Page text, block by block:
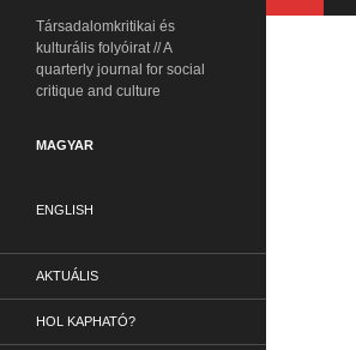
Társadalomkritikai és
kulturális folyóirat // A
quarterly journal for social
critique and culture
MAGYAR
ENGLISH
AKTUÁLIS
HOL KAPHATÓ?